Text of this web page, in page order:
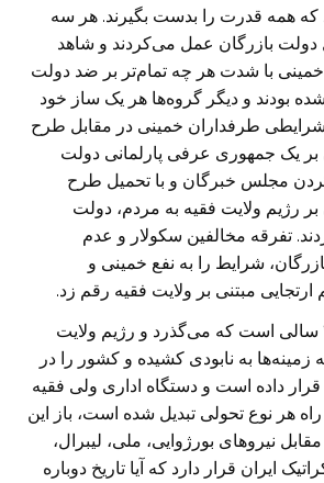
که همه قدرت را بدست بگیرند. هر سه
دولت بازرگان عمل می‌کردند و شاهد
با شدت هر چه تمام‌تر بر ضد دولت
بودند و دیگر گروه‌ها هر یک ساز خود
شرایطی طرفداران خمینی در مقابل طرح
بر یک جمهوری عرفی پارلمانی دولت
مجلس خبرگان و با تحمیل طرح
رژیم ولایت فقیه به مردم، دولت
تفرقه مخالفین سکولار و عدم
شرایط را به نفع خمینی و
ارتجایی مبتنی بر ولایت فقیه رقم زد.
اکنون از آن تاریخ ۳۵ سالی است که می‌گذرد و رژیم ولایت
به نابودی کشیده و کشور را در
داده است و دستگاه اداری ولی فقیه
هر نوع تحولی تبدیل شده است، باز این
نیروهای بورژوایی، ملی، لیبرال،
ایران قرار دارد که آیا تاریخ دوباره